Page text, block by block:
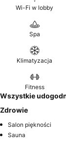
Wi-Fi w lobby
Spa
Klimatyzacja
Fitness
Wszystkie
Zdrowie
Salon piękności
Sauna